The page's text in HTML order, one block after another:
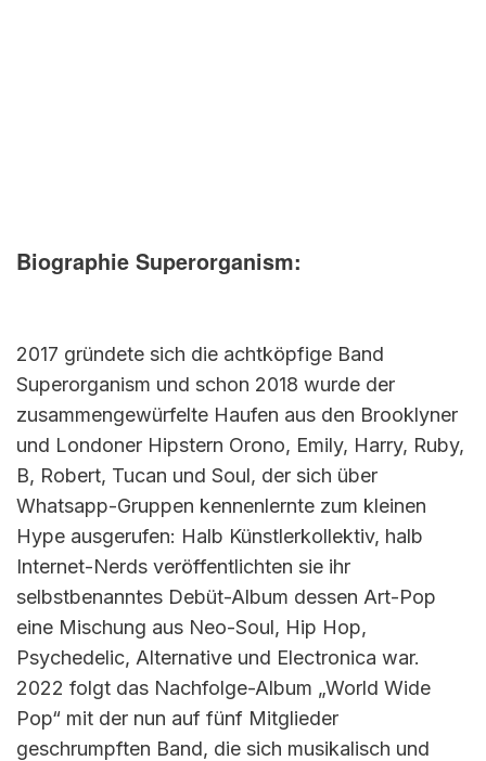
Biographie Superorganism:
2017 gründete sich die achtköpfige Band
Superorganism und schon 2018 wurde der
zusammengewürfelte Haufen aus den Brooklyner
und Londoner Hipstern Orono, Emily, Harry, Ruby,
B, Robert, Tucan und Soul, der sich über
Whatsapp-Gruppen kennenlernte zum kleinen
Hype ausgerufen: Halb Künstlerkollektiv, halb
Internet-Nerds veröffentlichten sie ihr
selbstbenanntes Debüt-Album dessen Art-Pop
eine Mischung aus Neo-Soul, Hip Hop,
Psychedelic, Alternative und Electronica war.
2022 folgt das Nachfolge-Album „World Wide
Pop“ mit der nun auf fünf Mitglieder
geschrumpften Band, die sich musikalisch und